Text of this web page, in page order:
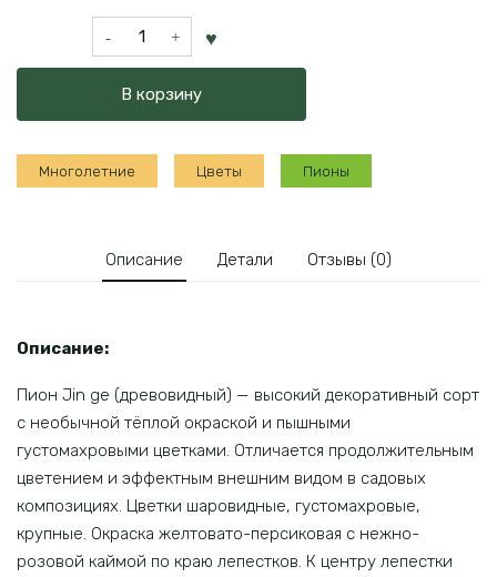
Количество
товара
ge
(древовидный)
В корзину
Многолетние Цветы Пионы
Описание Детали Отзывы (0)
Описание:
Пион Jin ge (древовидный) — высокий декоративный сорт
с необычной тёплой окраской и пышными
густомахровыми цветками. Отличается продолжительным
цветением и эффектным внешним видом в садовых
композициях. Цветки шаровидные, густомахровые,
крупные. Окраска желтовато-персиковая с нежно-
розовой каймой по краю лепестков. К центру лепестки